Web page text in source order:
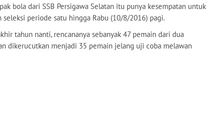
bola dari SSB Persigawa Selatan itu punya kesempatan untuk
periode satu hingga Rabu (10/8/2016) pagi.
tahun nanti, rencananya sebanyak 47 pemain dari dua
dikerucutkan menjadi 35 pemain jelang uji coba melawan